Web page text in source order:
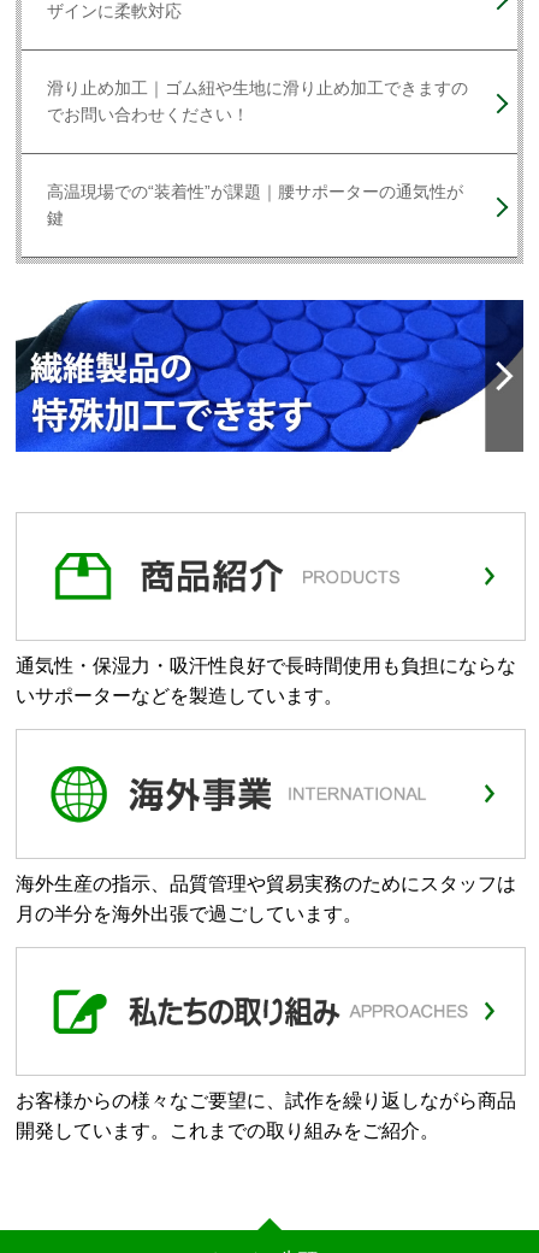
ザインに柔軟対応
滑り止め加工｜ゴム紐や生地に滑り止め加工できますの
でお問い合わせください！
高温現場での“装着性”が課題｜腰サポーターの通気性が
鍵
通気性・保湿力・吸汗性良好で長時間使用も負担にならな
いサポーターなどを製造しています。
海外生産の指示、品質管理や貿易実務のためにスタッフは
月の半分を海外出張で過ごしています。
お客様からの様々なご要望に、試作を繰り返しながら商品
開発しています。これまでの取り組みをご紹介。